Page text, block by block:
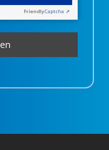
FriendlyCaptcha ⇗